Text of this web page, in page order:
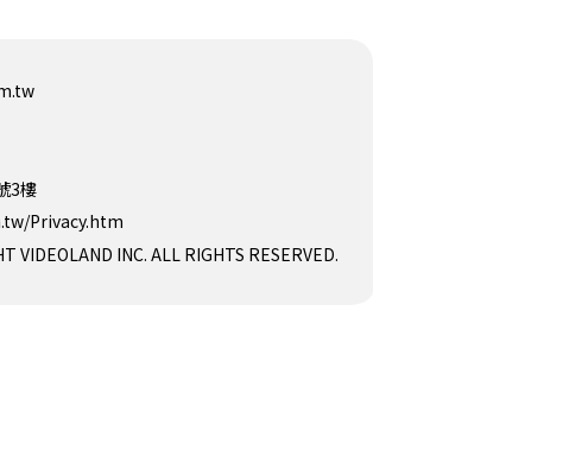
3樓
Privacy.htm
VIDEOLAND INC. ALL RIGHTS RESERVED.